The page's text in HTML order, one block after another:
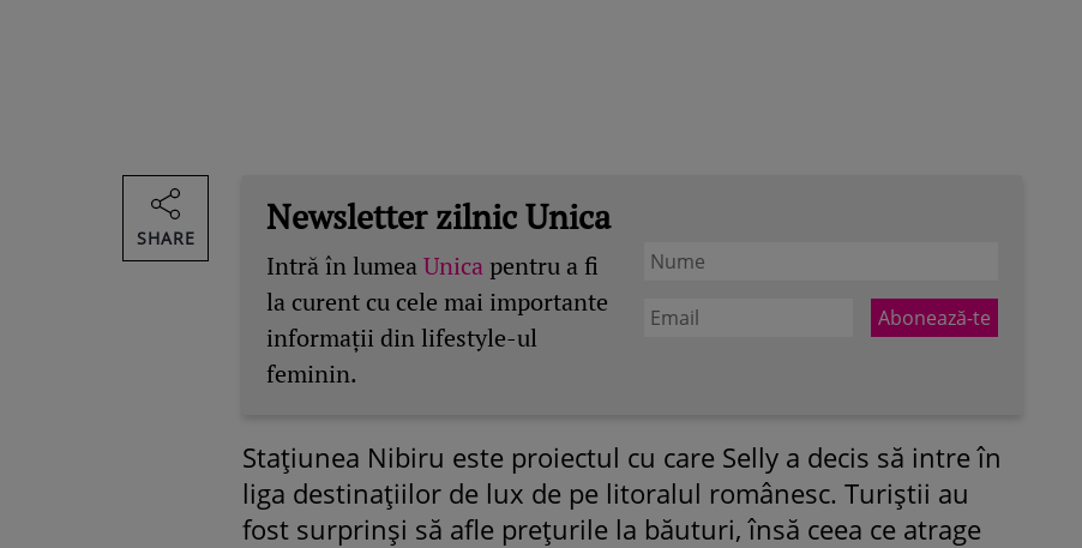
Newsletter zilnic Unica
Intră în lumeaUnica pentru a fi
la curent cu cele mai importante
informații din lifestyle-ul
feminin.
Stațiunea Nibiru este proiectul cu care Selly a decis să intre în
liga destinațiilor de lux de pe litoralul românesc. Turiștii au
fost surprinși să afle prețurile la băuturi, însă ceea ce atrage
SHARE